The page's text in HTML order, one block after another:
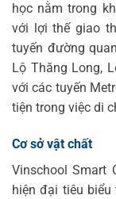
học nằm trong
với lợi thế giao
tuyến đường
Lộ Thăng Long,
với các tuyến
tiện trong việc di
Cơ sở vật chất
Vinschool Smart
hiện đại tiêu